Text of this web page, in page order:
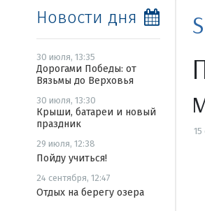
Новости дня
30 июля, 13:35
Дорогами Победы: от
Вязьмы до Верховья
30 июля, 13:30
Крыши, батареи и новый
праздник
29 июля, 12:38
Пойду учиться!
24 сентября, 12:47
Отдых на берегу озера
15